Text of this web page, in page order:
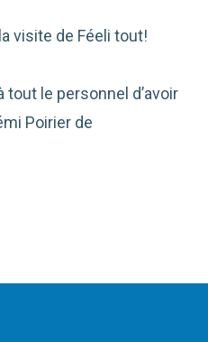
visite de Féeli tout!
le personnel d’avoir
Poirier de